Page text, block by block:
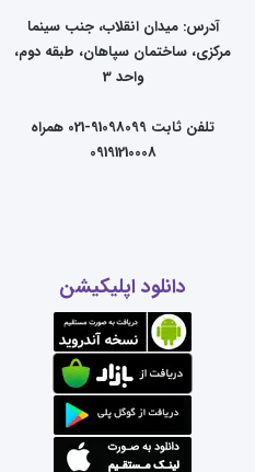
آدرس: میدان انقلاب، جنب سینما
مرکزی، ساختمان سپاهان، طبقه دوم،
واحد 3
تلفن ثابت 91098099-021 همراه
09191210008
دانلود اپلیکیشن